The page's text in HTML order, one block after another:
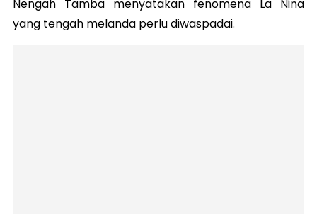
Nengah Tamba menyatakan fenomena La Nina
yang tengah melanda perlu diwaspadai.